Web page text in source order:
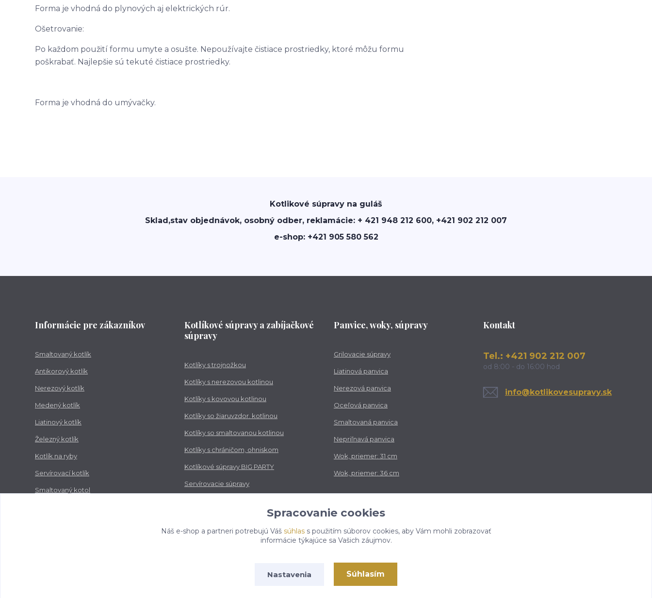
Forma je vhodná do plynových aj elektrických rúr.
Ošetrovanie:
Po každom použití formu umyte a osušte. Nepoužívajte čistiace prostriedky, ktoré môžu formu
poškrabať. Najlepšie sú tekuté čistiace prostriedky.
Forma je vhodná do umývačky.
Kotlikové súpravy na guláš
Sklad,stav objednávok, osobný odber, reklamácie: + 421 948 212 600, +421 902 212 007
e-shop: +421 905 580 562
Informácie pre zákazníkov
Smaltovaný kotlík
Antikorový kotlík
Nerezový kotlík
Medený kotlík
Liatinový kotlík
Železný kotlík
Kotlík na ryby
Servírovací kotlík
Smaltovaný kotol
Kotlíkové súpravy a zabíjačkové
súpravy
Kotlíky s trojnožkou
Kotlíky s nerezovou kotlinou
Kotlíky s kovovou kotlinou
Kotlíky so žiaruvzdor. kotlinou
Kotlíky so smaltovanou kotlinou
Kotlíky s chráničom, ohniskom
Kotlíkové súpravy BIG PARTY
Servírovacie súpravy
Panvice, woky, súpravy
Grilovacie súpravy
Liatinová panvica
Nerezová panvica
Oceľová panvica
Smaltovaná panvica
Nepriľnavá panvica
Wok, priemer: 31 cm
Wok, priemer: 36 cm
Kontakt
Tel.: +421 902 212 007
od 8:00 - do 16:00 hod
info@kotlikovesupravy.sk
Spracovanie cookies
Náš e-shop a partneri potrebujú Váš súhlass použitím súborov cookies, aby Vám mohli zobrazovať
informácie týkajúce sa Vašich záujmov.
Nastavenia Súhlasím